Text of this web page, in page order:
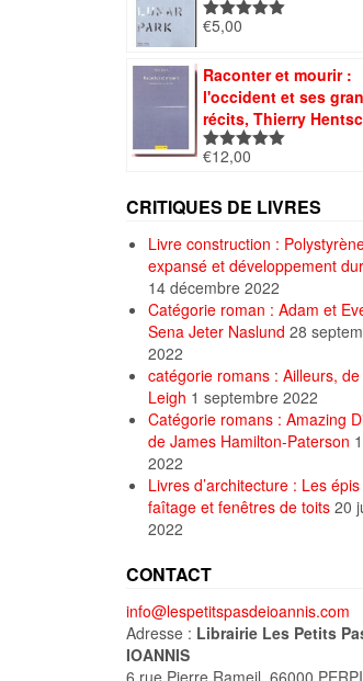
Note5.00
€5,00
Raconter et mourir :
l'occident et ses
récits, Thierry
Note5.00
€12,00
CRITIQUES DE LIVRES
Livre construction :
expansé et développement
14 décembre 2022
Catégorie roman : Adam et
Sena Jeter Naslund 28
2022
catégorie romans : Ailleurs,
Leigh 1 septembre 2022
Catégorie romans : Amazing
de James Hamilton-Paterson
2022
Livres d’architecture : Les
faîtage et fenêtres de toits 20
2022
CONTACT
info@lespetitspasdeioannis.com
Adresse : Librairie Les Petits
IOANNIS